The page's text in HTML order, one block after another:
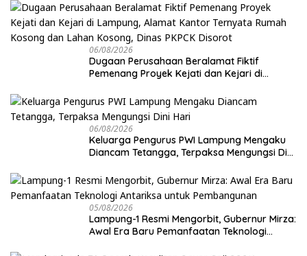
06/08/2026
Dugaan Perusahaan Beralamat Fiktif
Pemenang Proyek Kejati dan Kejari di
Kosong dan Lahan Kosong, Dinas PKPCK
06/08/2026
Keluarga Pengurus PWI Lampung Mengaku
Diancam Tetangga, Terpaksa Mengungsi Dini
05/08/2026
Lampung-1 Resmi Mengorbit, Gubernur Mirza:
Awal Era Baru Pemanfaatan Teknologi